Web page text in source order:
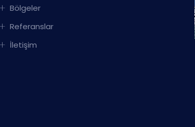
Bölgeler
Referanslar
İletişim